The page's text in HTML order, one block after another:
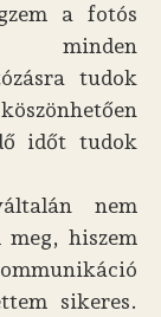
a fotós
minden
tudok
időt tudok
nem
hiszem
sikeres.